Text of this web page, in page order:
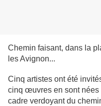
Chemin faisant, dans la
les Avignon...
Cinq artistes ont été
cinq œuvres en sont nées
cadre verdoyant du